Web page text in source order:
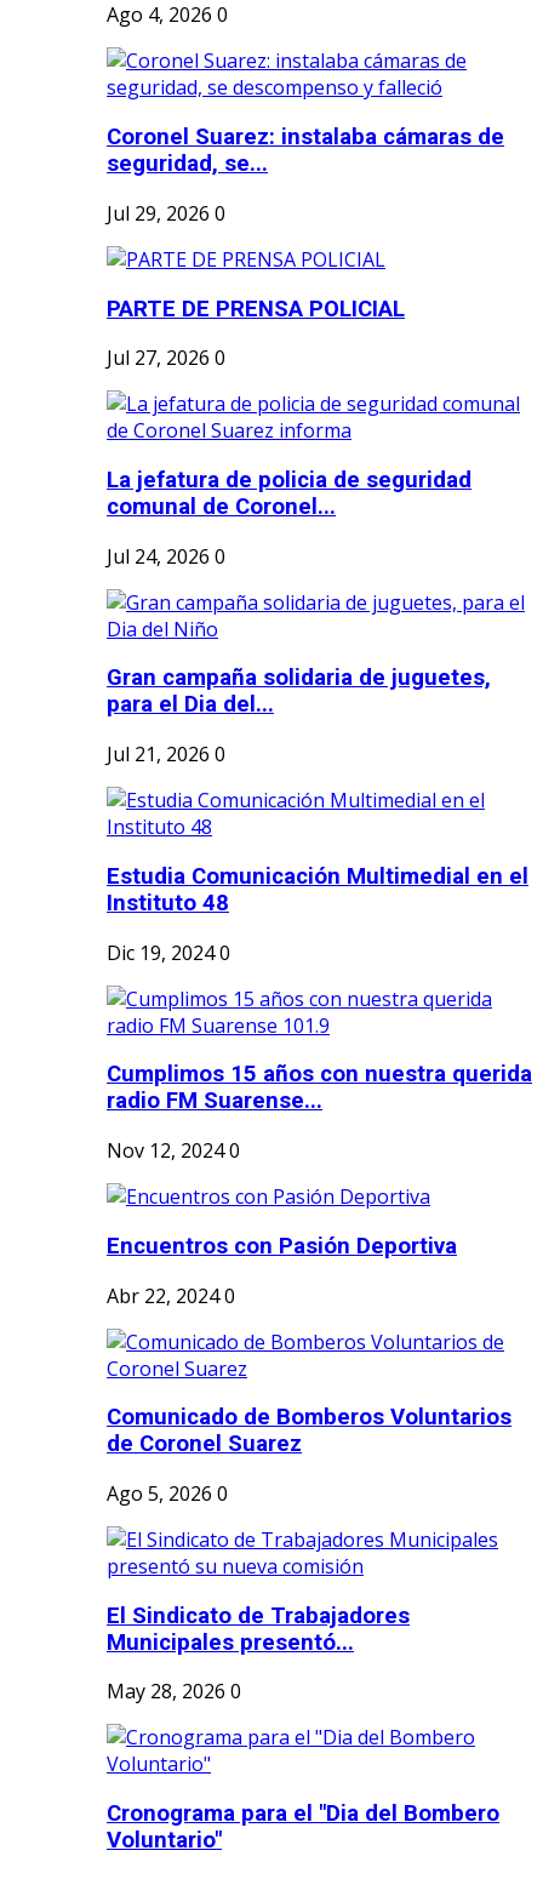
Ago 4, 2026 0
Coronel Suarez: instalaba cámaras de
seguridad, se...
Jul 29, 2026 0
PARTE DE PRENSA POLICIAL
Jul 27, 2026 0
La jefatura de policia de seguridad
comunal de Coronel...
Jul 24, 2026 0
Gran campaña solidaria de juguetes,
para el Dia del...
Jul 21, 2026 0
Estudia Comunicación Multimedial en el
Instituto 48
Dic 19, 20240
Cumplimos 15 años con nuestra querida
radio FM Suarense...
Nov 12, 20240
Encuentros con Pasión Deportiva
Abr 22, 20240
Comunicado de Bomberos Voluntarios
de Coronel Suarez
Ago 5, 2026 0
El Sindicato de Trabajadores
Municipales presentó...
May 28, 2026 0
Cronograma para el "Dia del Bombero
Voluntario"